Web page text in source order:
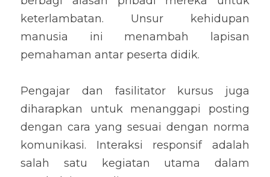
keterlambatan. Unsur kehidupan
manusia ini menambah lapisan
pemahaman antar peserta didik.
Pengajar dan fasilitator kursus juga
diharapkan untuk menanggapi posting
dengan cara yang sesuai dengan norma
komunikasi. Interaksi responsif adalah
salah satu kegiatan utama dalam